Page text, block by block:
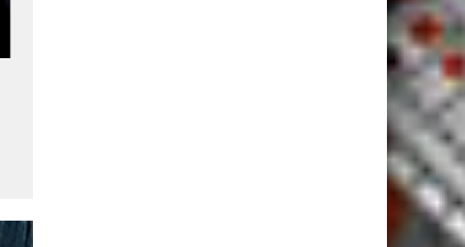
SES : « L'espace est un
domaine de guerre »